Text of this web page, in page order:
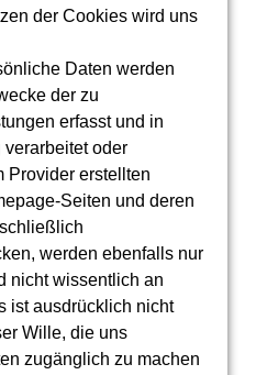
der Cookies wird uns
Daten werden
der zu
erfasst und in
oder
Provider erstellten
Seiten und deren
werden ebenfalls nur
nicht wissentlich an
ist ausdrücklich nicht
Wille, die uns
zugänglich zu machen